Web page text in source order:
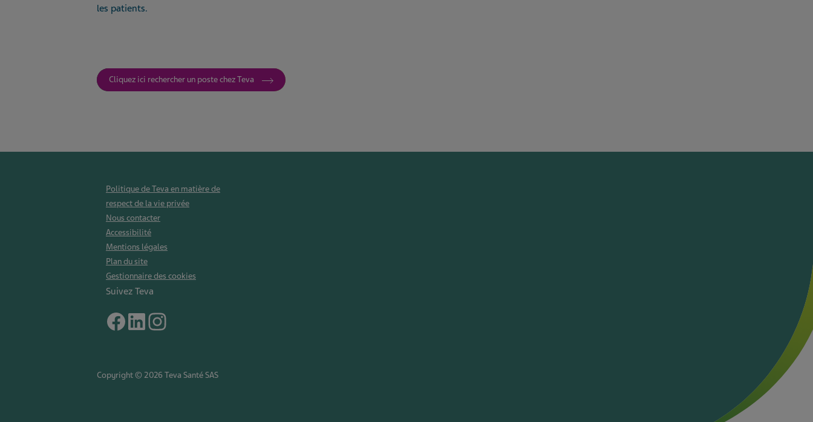
les patients.
Cliquez ici rechercher un poste chez Teva
Politique de Teva en matière de
respect de la vie privée
Nous contacter
Accessibilité
Mentions légales
Plan du site
Gestionnaire des cookies
Suivez Teva
Copyright © 2026 Teva Santé SAS